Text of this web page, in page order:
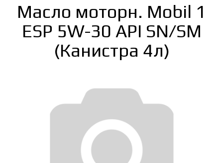
Масло моторн. Mobil 1
ESP 5W-30 API SN/SM
(Канистра 4л)